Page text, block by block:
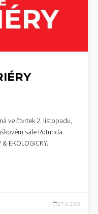
ve čtvrtek 2. listopadu,
sále Rotunda.
EKOLOGICKY.
27. 9. 2023